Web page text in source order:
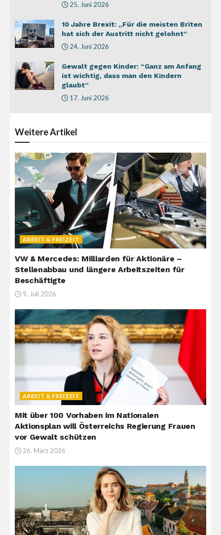
25. Juni 2026
10 Jahre Brexit: „Für die meisten Briten
hat sich der Austritt nicht gelohnt“
24. Juni 2026
Gewalt gegen Kinder: “Ganz am Anfang
ist wichtig, dass man den Kindern
glaubt”
17. Juni 2026
WeitereArtikel
ARBEIT & FREIZEIT
VW & Mercedes: Milliarden für Aktionäre –
Stellenabbau und längere Arbeitszeiten für
Beschäftigte
9. Juli 2026
ARBEIT & FREIZEIT
Mit über 100 Vorhaben im Nationalen
Aktionsplan will Österreichs Regierung Frauen
vor Gewalt schützen
26. März 2026